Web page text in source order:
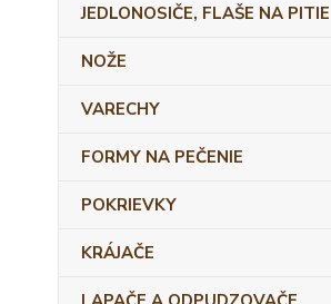
JEDLONOSIČE, FLAŠE NA PITIE
NOŽE
VARECHY
FORMY NA PEČENIE
POKRIEVKY
KRÁJAČE